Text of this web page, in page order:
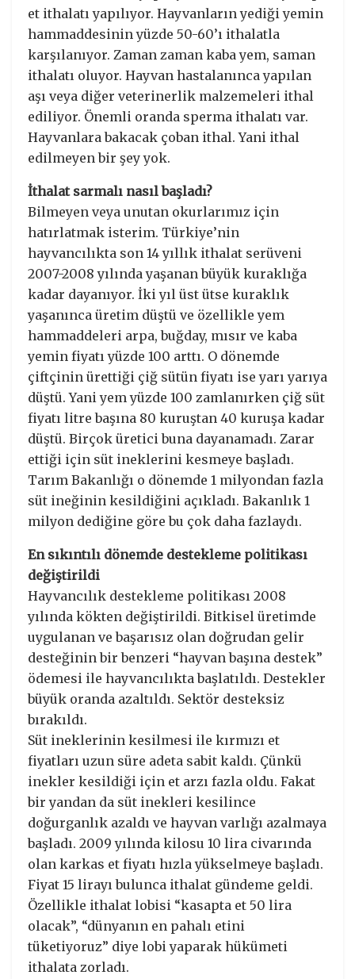
et ithalatı yapılıyor. Hayvanların yediği yemin
hammaddesinin yüzde 50-60’ı ithalatla
karşılanıyor. Zaman zaman kaba yem, saman
ithalatı oluyor. Hayvan hastalanınca yapılan
aşı veya diğer veterinerlik malzemeleri ithal
ediliyor. Önemli oranda sperma ithalatı var.
Hayvanlara bakacak çoban ithal. Yani ithal
edilmeyen bir şey yok.
İthalat sarmalı nasıl başladı?
Bilmeyen veya unutan okurlarımız için
hatırlatmak isterim. Türkiye’nin
hayvancılıkta son 14 yıllık ithalat serüveni
2007-2008 yılında yaşanan büyük kuraklığa
kadar dayanıyor. İki yıl üst ütse kuraklık
yaşanınca üretim düştü ve özellikle yem
hammaddeleri arpa, buğday, mısır ve kaba
yemin fiyatı yüzde 100 arttı. O dönemde
çiftçinin ürettiği çiğ sütün fiyatı ise yarı yarıya
düştü. Yani yem yüzde 100 zamlanırken çiğ süt
fiyatı litre başına 80 kuruştan 40 kuruşa kadar
düştü. Birçok üretici buna dayanamadı. Zarar
ettiği için süt ineklerini kesmeye başladı.
Tarım Bakanlığı o dönemde 1 milyondan fazla
süt ineğinin kesildiğini açıkladı. Bakanlık 1
milyon dediğine göre bu çok daha fazlaydı.
En sıkıntılı dönemde destekleme politikası
değiştirildi
Hayvancılık destekleme politikası 2008
yılında kökten değiştirildi. Bitkisel üretimde
uygulanan ve başarısız olan doğrudan gelir
desteğinin bir benzeri “hayvan başına destek”
ödemesi ile hayvancılıkta başlatıldı. Destekler
büyük oranda azaltıldı. Sektör desteksiz
bırakıldı.
Süt ineklerinin kesilmesi ile kırmızı et
fiyatları uzun süre adeta sabit kaldı. Çünkü
inekler kesildiği için et arzı fazla oldu. Fakat
bir yandan da süt inekleri kesilince
doğurganlık azaldı ve hayvan varlığı azalmaya
başladı. 2009 yılında kilosu 10 lira civarında
olan karkas et fiyatı hızla yükselmeye başladı.
Fiyat 15 lirayı bulunca ithalat gündeme geldi.
Özellikle ithalat lobisi “kasapta et 50 lira
olacak”, “dünyanın en pahalı etini
tüketiyoruz” diye lobi yaparak hükümeti
ithalata zorladı.